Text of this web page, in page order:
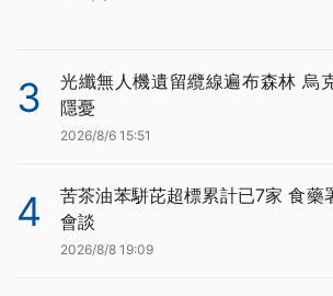
3
光纖無人機遺留纜線遍布森林 烏
隱憂
2026/8/6 15:51
4
苦茶油苯駢芘超標累計已7家 食藥
會談
2026/8/8 19:09